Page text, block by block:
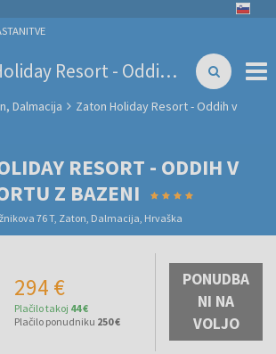
Zaton Holiday Resort - Oddih v resortu z bazeni
Dalmacija
Zaton Holiday Resort - Oddih v
RESORT - ODDIH V
Z BAZENI
76 T, Zaton, Dalmacija, Hrvaška
294 €
Plačilo takoj 44 €
Plačilo ponudniku 250 €
PONUDBA
NI NA
VOLJO